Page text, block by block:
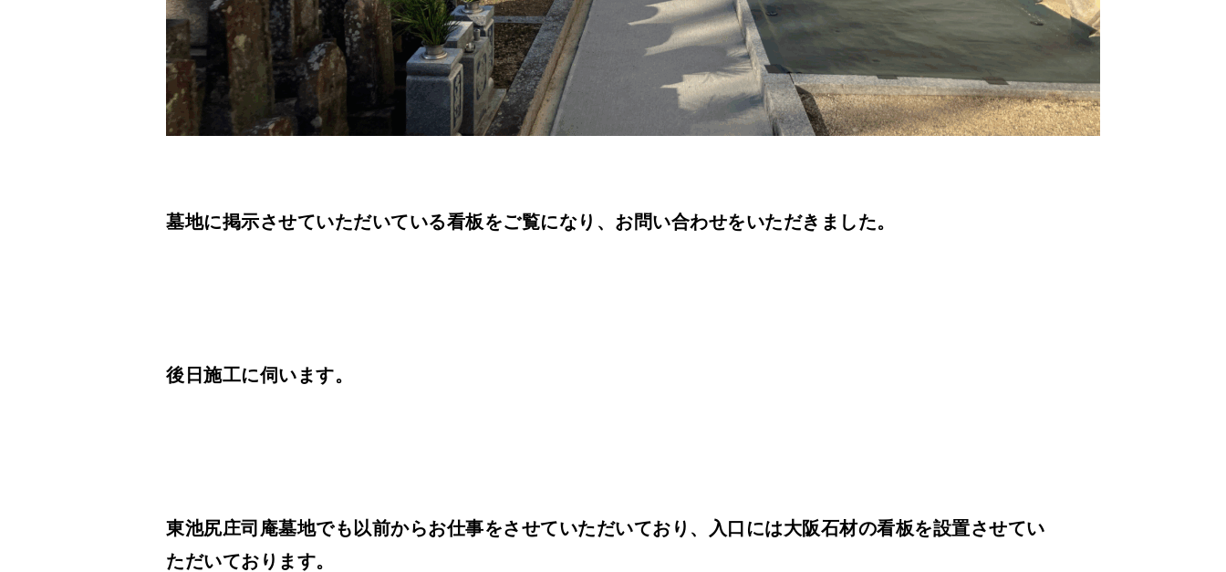
墓地に掲示させていただいている看板をご覧になり、お問い合わせをいただきました。
後日施工に伺います。
東池尻庄司庵墓地でも以前からお仕事をさせていただいており、入口には大阪石材の看板を設置させてい
ただいております。